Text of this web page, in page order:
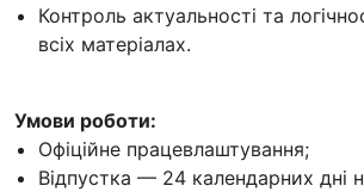
Контроль актуальності та
всіх матеріалах.
Умови роботи:
Офіційне працевлаштування;
Відпустка — 24 календарних дні